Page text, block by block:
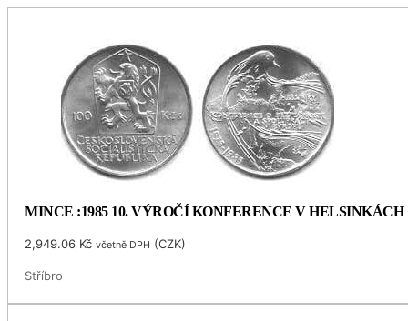
MINCE :1985 10. VÝROČÍ KONFERENCE V HELSINKÁCH
2,949.06 Kč včetně DPH (CZK)
Stříbro